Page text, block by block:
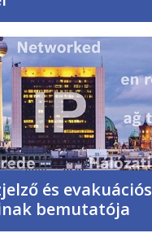
és evakuációs
bemutatója